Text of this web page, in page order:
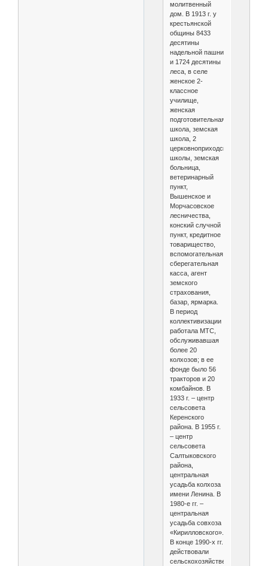
молитвенный
дом. В 1913 г. у
крестьянской
общины 8433
десятины
надельной пашни
и 1724 десятины
леса, в селе
женское 2-
классное
училище,
женская
подготовительная
школа, земская
школа, 2
церковноприходские
школы, земская
больница,
ветеринарный
пункт,
Вышенское и
Морчасовское
лесничества,
конский случной
пункт, кредитное
товарищество,
вспомогательная
сберегательная
касса, агент
земского
страхования,
базар, ярмарка.
В период
коллективизации
работала МТС,
обслуживавшая
более 20
колхозов; в ее
фонде было 56
тракторов и 20
комбайнов. В
1933 г. – центр
сельсовета
Керенского
района. В 1955 г.
– центр
сельсовета
Салтыковского
района,
центральная
усадьба колхоза
имени Ленина. В
1980-е гг. –
центральная
усадьба совхоза
«Кирилловского».
В конце 1990-х гг.
действовали
сельскохозяйственный